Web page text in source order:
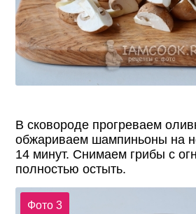
В сковороде прогреваем
обжариваем шампиньоны на
14 минут. Снимаем грибы с
полностью остыть.
Фото 3